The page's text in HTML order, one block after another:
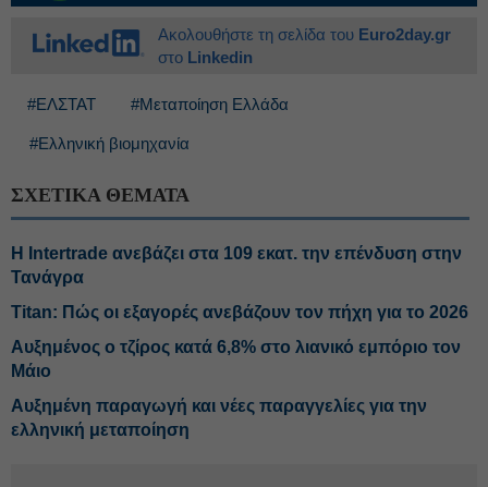
Ακολουθήστε τη σελίδα του Euro2day.gr
στο Linkedin
#ΕΛΣΤΑΤ #Μεταποίηση Ελλάδα
#Ελληνική βιομηχανία
ΣΧΕΤΙΚΑ ΘΕΜΑΤΑ
Η Intertrade ανεβάζει στα 109 εκατ. την επένδυση στην
Τανάγρα
Titan: Πώς οι εξαγορές ανεβάζουν τον πήχη για το 2026
Αυξημένος ο τζίρος κατά 6,8% στο λιανικό εμπόριο τον
Μάιο
Αυξημένη παραγωγή και νέες παραγγελίες για την
ελληνική μεταποίηση